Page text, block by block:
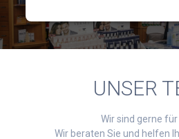
UNSER
Wir sind gerne für
Wir beraten Sie und helfen